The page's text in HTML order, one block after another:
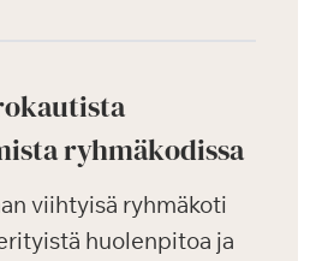
ryhmäkodissa
viihtyisä ryhmäkoti
huolenpitoa ja